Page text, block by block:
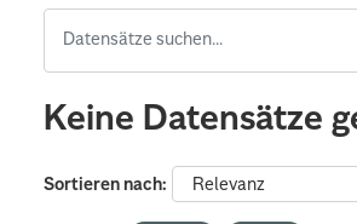
Keine Datensätze
Sortieren nach